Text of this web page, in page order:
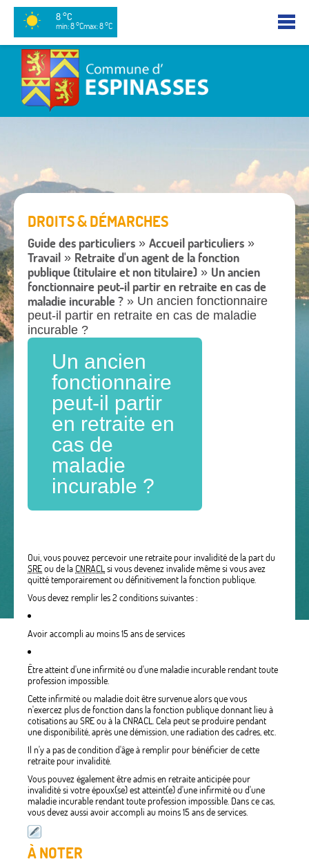
8 °C
min: 8 °Cmax: 8 °C
DROITS & DÉMARCHES
Guide des particuliers » Accueil particuliers »
Travail » Retraite d'un agent de la fonction
publique (titulaire et non titulaire) » Un ancien
fonctionnaire peut-il partir en retraite en cas de
maladie incurable ? » Un ancien fonctionnaire
peut-il partir en retraite en cas de maladie
incurable ?
Un ancien
fonctionnaire
peut-il partir
en retraite en
cas de
maladie
incurable ?
Oui, vous pouvez percevoir une retraite pour invalidité de la part du
SREou de la CNRACLsi vous devenez invalide même si vous avez
quitté temporairement ou définitivement la fonction publique.
Vous devez remplir les 2 conditions suivantes :
Avoir accompli au moins 15 ans de services
Être atteint d'une infirmité ou d'une maladie incurable rendant toute
profession impossible.
Cette infirmité ou maladie doit être survenue alors que vous
n'exercez plus de fonction dans la fonction publique donnant lieu à
cotisations au SRE ou à la CNRACL. Cela peut se produire pendant
une disponibilité, après une démission, une radiation des cadres, etc.
Il n'y a pas de condition d'âge à remplir pour bénéficier de cette
retraite pour invalidité.
Vous pouvez également être admis en retraite anticipée pour
invalidité si votre époux(se) est atteint(e) d'une infirmité ou d'une
maladie incurable rendant toute profession impossible. Dans ce cas,
vous devez aussi avoir accompli au moins 15 ans de services.
À NOTER